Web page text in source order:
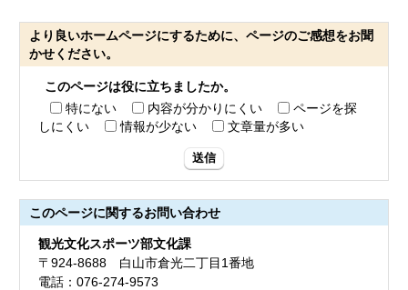
より良いホームページにするために、ページのご感想をお聞
かせください。
このページは役に立ちましたか。
特にない
内容が分かりにくい
ページを探
しにくい
情報が少ない 文章量が多い
送信
このページに関するお問い合わせ
観光文化スポーツ部文化課
〒924-8688 白山市倉光二丁目1番地
電話：076-274-9573